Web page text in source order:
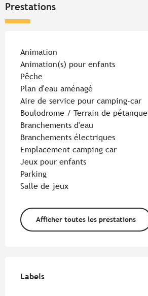
Prestations
Animation
Animation(s) pour enfants
Pêche
Plan d'eau aménagé
Aire de service pour camping-car
Boulodrome / Terrain de pétanque
Branchements d'eau
Branchements électriques
Emplacement camping car
Jeux pour enfants
Parking
Salle de jeux
Afficher toutes les prestations
Labels
Labels